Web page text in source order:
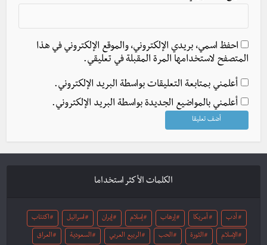
احفظ اسمي، بريدي الإلكتروني، والموقع الإلكتروني في هذا
المتصفح لاستخدامها المرة المقبلة في تعليقي.
أعلمني بمتابعة التعليقات بواسطة البريد الإلكتروني.
أعلمني بالمواضيع الجديدة بواسطة البريد الإلكتروني.
الكلمات الأكثر استخداما
أدب أمريكا إرهاب إسلام إيران اسرائيل اكتئاب
الإسلام الثورة الحب الربيع العربي السعودية العراق